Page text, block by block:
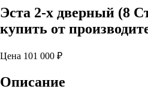
Эста 2-х дверный (8
купить от
Цена 101 000 ₽
Описание